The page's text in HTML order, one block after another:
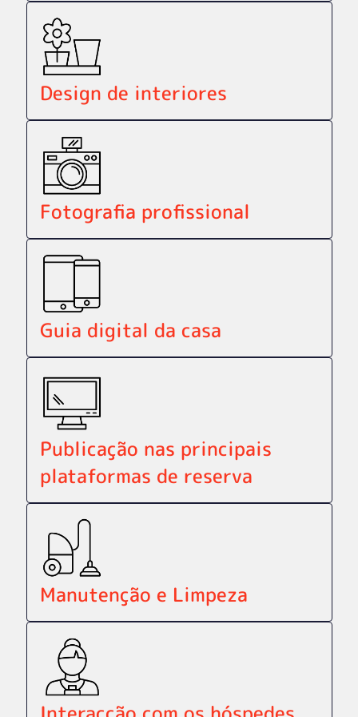
Design de interiores
Fotografia profissional
Guia digital da casa
Publicação nas principais
plataformas de reserva
Manutenção e Limpeza